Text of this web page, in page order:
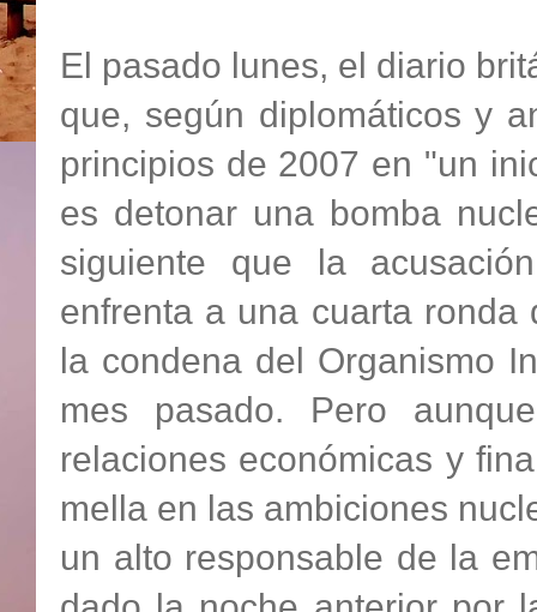
El pasado lunes, el diario
que, según diplomáticos y
principios de 2007 en "un
es detonar una bomba
siguiente que la
enfrenta a una cuarta
la condena del Organismo
mes pasado. Pero
relaciones económicas y
mella en las ambiciones
un alto responsable de la